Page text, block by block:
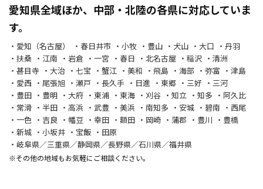
愛知県全域ほか、中部・北陸の各県に対応していま
す。
愛知（名古屋） 春日井市 小牧 豊山 犬山 大口
丹羽
扶桑
江南 岩倉 一宮 春日 北名古屋 稲沢
清洲
甚目寺
大治 七宝 蟹江 美和 飛島 海部 弥富
津島
愛西
尾張旭 瀬戸 長久手 日進 東郷 三好
三河
豊田
豊明 大府 東浦 東海 刈谷 知立 知多
阿久比
常滑
半田 高浜 武豊 美浜 南知多 安城 碧南
西尾
一色
吉良 幡豆 幸田 額田 岡崎 蒲郡 豊川
豊橋
新城
小坂井 宝飯
田原
岐阜県／三重県／静岡県／長野県／石川県／福井県
※その他の地域もお気軽にご相談ください。